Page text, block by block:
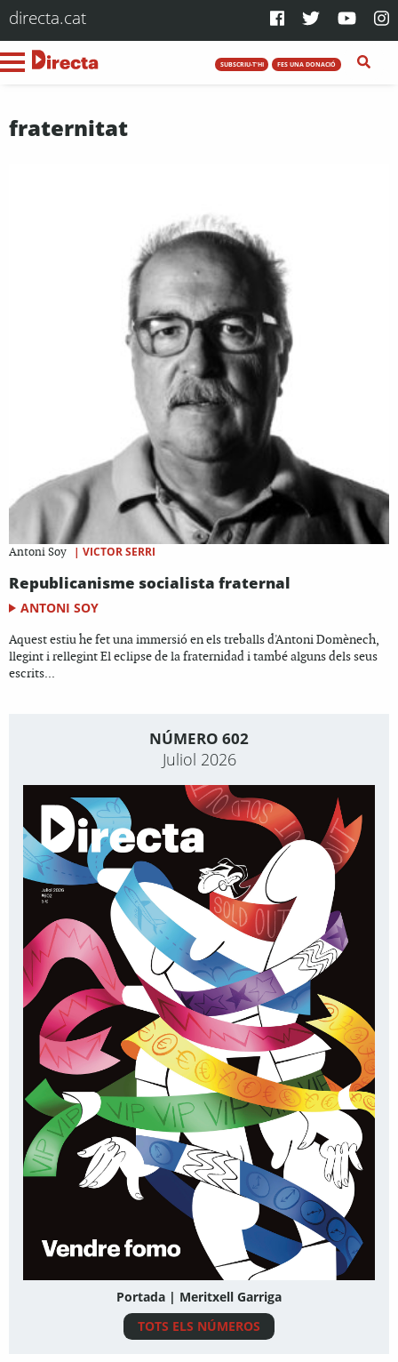
directa.cat
SUBSCRIU-T'HI FES UNA DONACIÓ
fraternitat
Antoni Soy | VICTOR SERRI
Republicanisme socialista fraternal
ANTONI SOY
Aquest estiu he fet una immersió en els treballs d'Antoni Domènech,
llegint i rellegint El eclipse de la fraternidad i també alguns dels seus
escrits...
NÚMERO 602
Juliol 2026
Portada | Meritxell Garriga
TOTS ELS NÚMEROS